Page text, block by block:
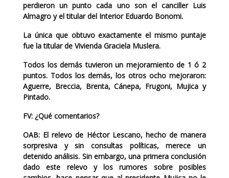
perdieron un punto cada uno son el canciller Luis
Almagro y el titular del Interior Eduardo Bonomi.
La única que obtuvo exactamente el mismo puntaje
fue la titular de Vivienda Graciela Muslera.
Todos los demás tuvieron un mejoramiento de 1 ó 2
puntos. Todos los demás, los otros ocho mejoraron:
Aguerre, Breccia, Brenta, Cánepa, Frugoni, Mujica y
Pintado.
FV: ¿Qué comentarios?
OAB: El relevo de Héctor Lescano, hecho de manera
sorpresiva y sin consultas políticas, merece un
detenido análisis. Sin embargo, una primera conclusión
dado este relevo y los rumores sobre posibles